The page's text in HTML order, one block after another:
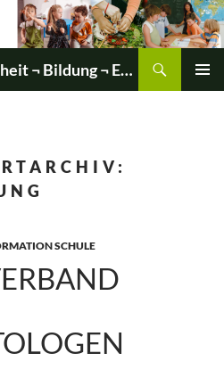
»die initiative ¬ Gesundheit ¬ Bildung ¬ Entwicklung«
SCHULE